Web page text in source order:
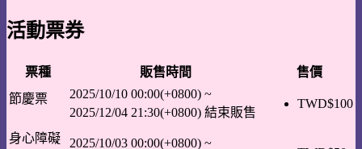
活動票券
票種 販售時間
售價
節慶票
2025/10/10 00:00(+0800) ~
2025/12/04 21:30(+0800) 結束販售
TWD$100
身心障礙
2025/10/03 00:00(+0800) ~